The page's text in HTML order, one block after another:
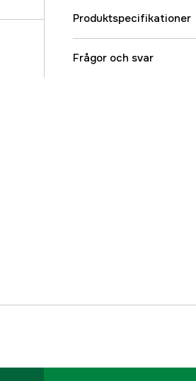
Produktspecifikationer
Referensnummer
Frågor och svar